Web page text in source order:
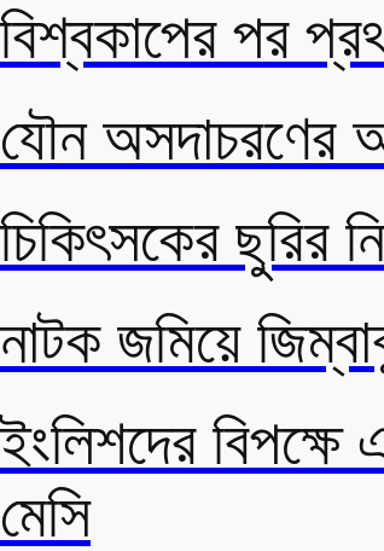
বিশ্বকাপের পর
যৌন অসদাচরণের
চিকিৎসকের ছুরির
নাটক জমিয়ে
ইংলিশদের
মেসি